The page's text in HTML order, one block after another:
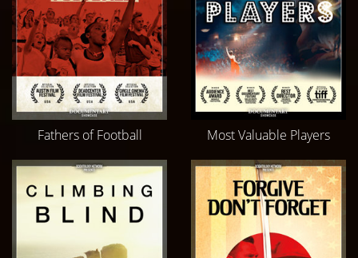
Fathers of Football Most Valuable Players